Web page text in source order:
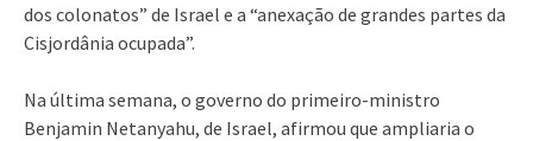
dos colonatos” de Israel e a “anexação de grandes partes da
Cisjordânia ocupada”.
Na última semana, o governo do primeiro-ministro
Benjamin Netanyahu, de Israel, afirmou que ampliaria o